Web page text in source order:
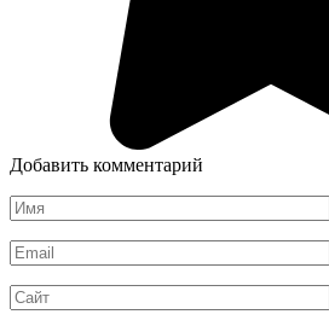
Добавить комментарий
Имя
*
Email
*
Сайт